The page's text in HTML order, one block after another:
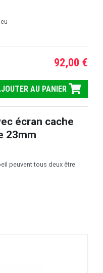
92,00 €
AU PANIER
écran cache
23mm
peuvent tous deux être